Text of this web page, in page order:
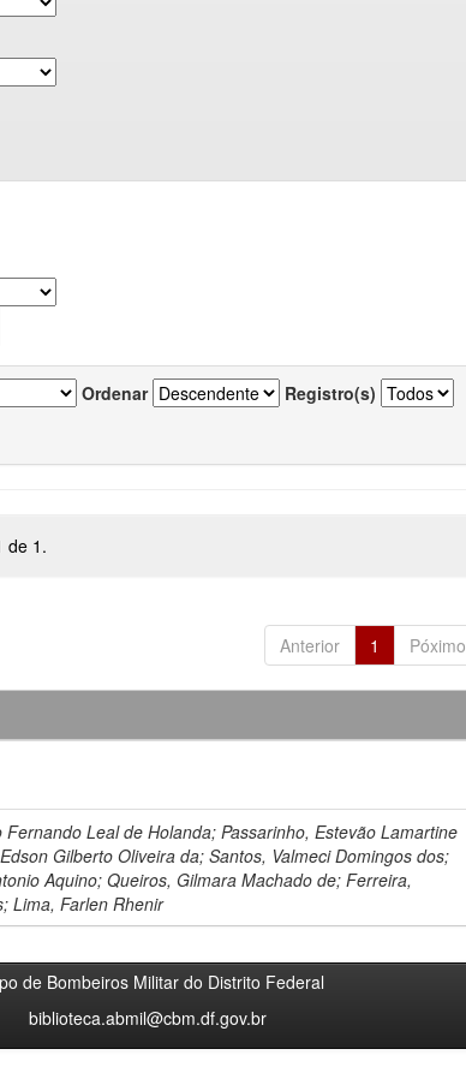
Ordenar Registro(s)
de 1.
Anterior 1 Póximo
Fernando Leal de Holanda; Passarinho, Estevão Lamartine
Gilberto Oliveira da; Santos, Valmeci Domingos dos;
Aquino; Queiros, Gilmara Machado de; Ferreira,
Lima, Farlen Rhenir
de Bombeiros Militar do Distrito Federal
biblioteca.abmil@cbm.df.gov.br